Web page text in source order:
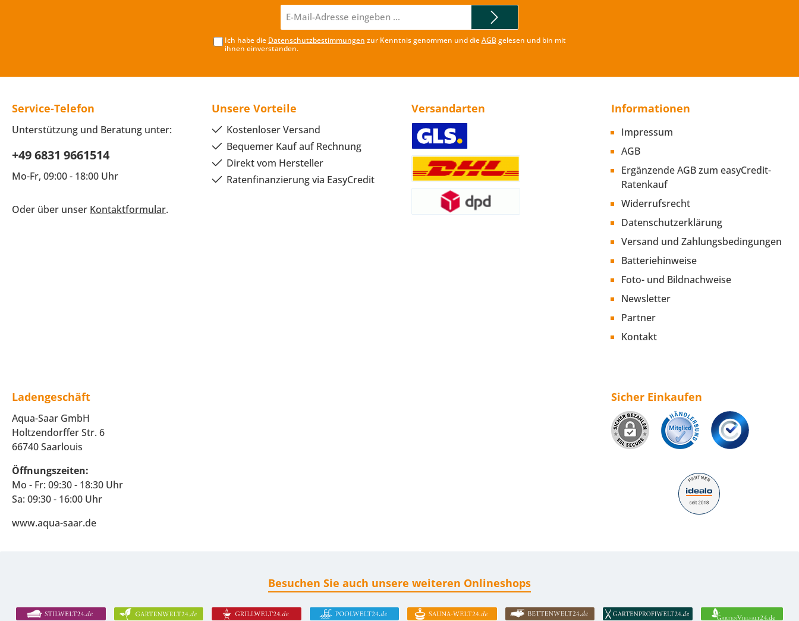
Mail-
Adresse*
Ich habe die Datenschutzbestimmungen zur Kenntnis genommen und dieAGBgelesen und bin mit
ihnen einverstanden.
Service-Telefon
Unterstützung und Beratung unter:
+49 6831 9661514
Mo-Fr, 09:00 - 18:00 Uhr
Oder über unser Kontaktformular.
Unsere Vorteile
Kostenloser Versand
Bequemer Kauf auf Rechnung
Direkt vom Hersteller
Ratenfinanzierung via EasyCredit
Versandarten Informationen
Impressum
AGB
Ergänzende AGB zum easyCredit-
Ratenkauf
Widerrufsrecht
Datenschutzerklärung
Versand und Zahlungsbedingungen
Batteriehinweise
Foto- und Bildnachweise
Newsletter
Partner
Kontakt
Ladengeschäft
Aqua-Saar GmbH
Holtzendorffer Str. 6
66740 Saarlouis
Öffnungszeiten:
Mo - Fr: 09:30 - 18:30 Uhr
Sa: 09:30 - 16:00 Uhr
www.aqua-saar.de
Sicher Einkaufen
Besuchen Sie auch unsere weiteren Onlineshops